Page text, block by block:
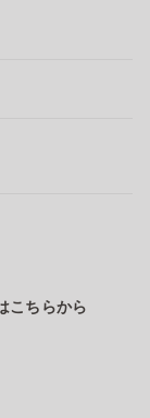
こちらから